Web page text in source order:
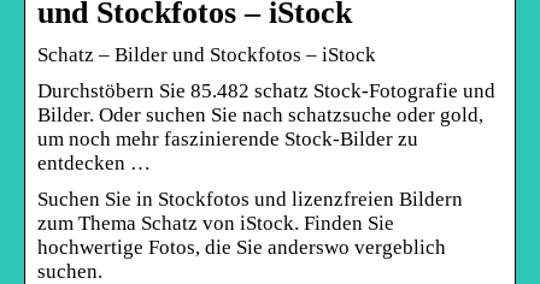
und Stockfotos – iStock
Schatz – Bilder und Stockfotos – iStock
Durchstöbern Sie 85.482 schatz Stock-Fotografie und
Bilder. Oder suchen Sie nach schatzsuche oder gold,
um noch mehr faszinierende Stock-Bilder zu
entdecken …
Suchen Sie in Stockfotos und lizenzfreien Bildern
zum Thema Schatz von iStock. Finden Sie
hochwertige Fotos, die Sie anderswo vergeblich
suchen.